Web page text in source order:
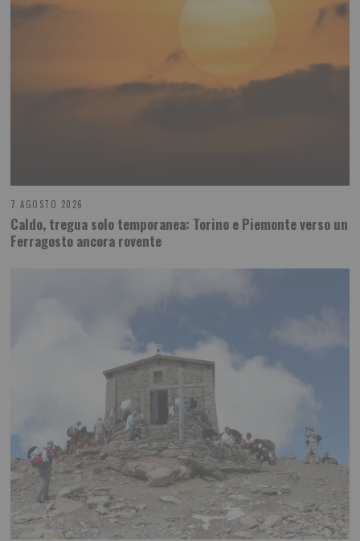
7 AGOSTO 2026
Caldo, tregua solo temporanea: Torino e Piemonte verso un
Ferragosto ancora rovente